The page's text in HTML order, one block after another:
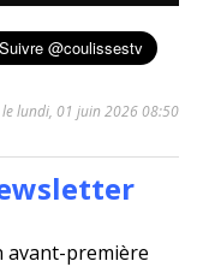
lundi, 01 juin 2026 08:50
avant-première